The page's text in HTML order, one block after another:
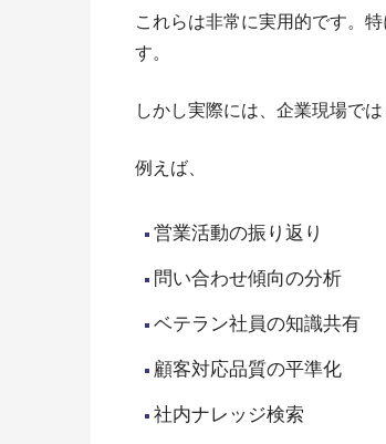
これらは非常に実用的です。
す。
しかし実際には、企業現場で
例えば、
営業活動の振り返り
問い合わせ傾向の分析
ベテラン社員の知識共有
顧客対応品質の平準化
社内ナレッジ検索